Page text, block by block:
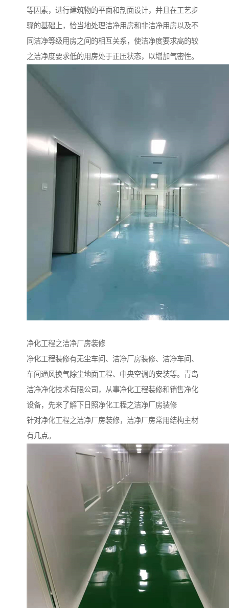
等因素，进行建筑物的平面和剖面设计，并且在工艺步
骤的基础上，恰当地处理洁净用房和非洁净用房以及不
同洁净等级用房之间的相互关系，使洁净度要求高的较
之洁净度要求低的用房处于正压状态，以增加气密性。
净化工程之洁净厂房装修
净化工程装修有无尘车间、洁净厂房装修、洁净车间、
车间通风换气除尘地面工程、中央空调的安装等。青岛
洁净净化技术有限公司，从事净化工程装修和销售净化
设备，先来了解下日照净化工程之洁净厂房装修
针对净化工程之洁净厂房装修，洁净厂房常用结构主材
有几点。